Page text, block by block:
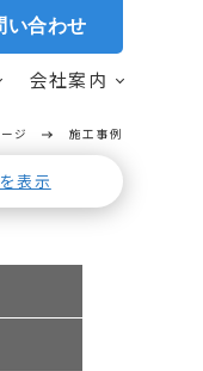
い合わせ
会社案内
表示
ジ 施工事例